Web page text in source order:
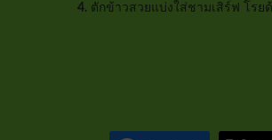
4. ตักข้าวสวยแบ่งใส่ชามเสิร์ฟ โรย